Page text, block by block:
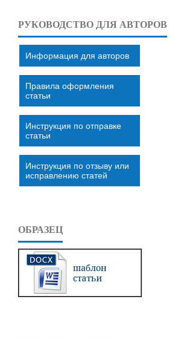
РУКОВОДСТВО ДЛЯ АВТОРОВ
Информация для авторов
Правила оформления
статьи
Инструкция по отправке
статьи
Инструкция по отзыву или
исправлению статей
ОБРАЗЕЦ